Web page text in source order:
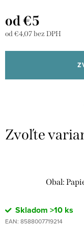
od€5
od€4,07bez DPH
cena:
Obal:
Skladom >10 ks
EAN: 8588007719214